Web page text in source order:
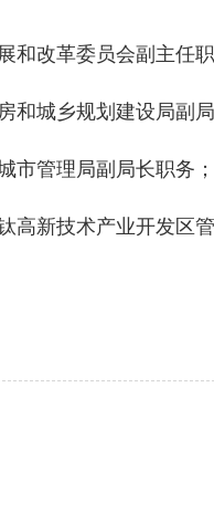
改革委员会副主任
城乡规划建设局副
管理局副局长职务；
新技术产业开发区管